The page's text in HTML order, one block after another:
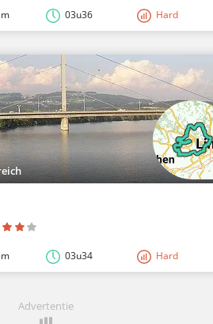
03u36 Hard
03u34 Hard
Advertentie